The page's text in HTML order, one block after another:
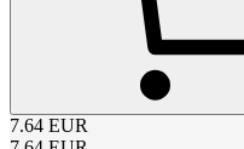
7.64 EUR